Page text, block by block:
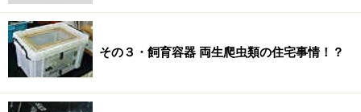
その３・飼育容器 両生爬虫類の住宅事情！？